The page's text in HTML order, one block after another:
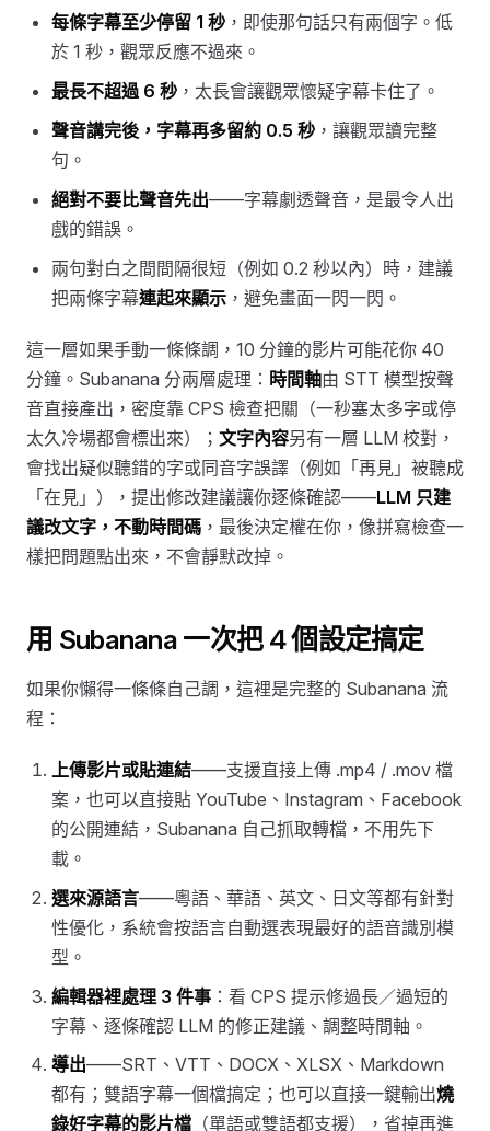
每條字幕至少停留 1 秒 ，即使那句話只有兩個字。低
於 1 秒，觀眾反應不過來。
最長不超過 6 秒 ，太長會讓觀眾懷疑字幕卡住了。
聲音講完後，字幕再多留約 0.5 秒 ，讓觀眾讀完整
句。
絕對不要比聲音先出——字幕劇透聲音，是最令人出
戲的錯誤。
兩句對白之間間隔很短（例如 0.2 秒以內）時，建議
把兩條字幕連起來顯示 ，避免畫面一閃一閃。
這一層如果手動一條條調，10 分鐘的影片可能花你 40
分鐘。Subanana 分兩層處理： 時間軸由 STT 模型按聲
音直接產出，密度靠 CPS 檢查把關（一秒塞太多字或停
太久冷場都會標出來）； 文字內容另有一層 LLM 校對，
會找出疑似聽錯的字或同音字誤譯（例如「再見」被聽成
「在見」），提出修改建議讓你逐條確認——LLM 只建
議改文字，不動時間碼 ，最後決定權在你，像拼寫檢查一
樣把問題點出來，不會靜默改掉。
用 Subanana 一次把 4 個設定搞定
如果你懶得一條條自己調，這裡是完整的 Subanana 流
程：
上傳影片或貼連結——支援直接上傳 .mp4 / .mov 檔
案，也可以直接貼 YouTube、Instagram、Facebook
的公開連結，Subanana 自己抓取轉檔，不用先下
載。
選來源語言——粵語、華語、英文、日文等都有針對
性優化，系統會按語言自動選表現最好的語音識別模
型。
編輯器裡處理 3 件事 ：看 CPS 提示修過長／過短的
字幕、逐條確認 LLM 的修正建議、調整時間軸。
導出——SRT、VTT、DOCX、XLSX、Markdown
都有；雙語字幕一個檔搞定；也可以直接一鍵輸出燒
錄好字幕的影片檔 （單語或雙語都支援），省掉再進